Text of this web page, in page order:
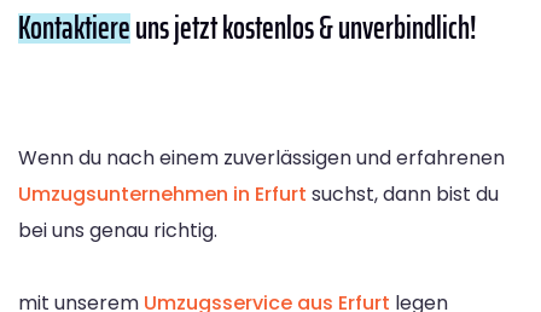
Kontaktiereuns jetzt kostenlos & unverbindlich!
Wenn du nach einem zuverlässigen und erfahrenen
Umzugsunternehmen in Erfurt suchst, dann bist du
bei uns genau richtig.
mit unserem Umzugsservice aus Erfurt legen